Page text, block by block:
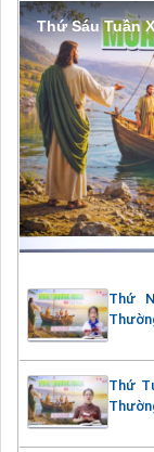
Thứ Sáu Tuần
Thứ
Thứ